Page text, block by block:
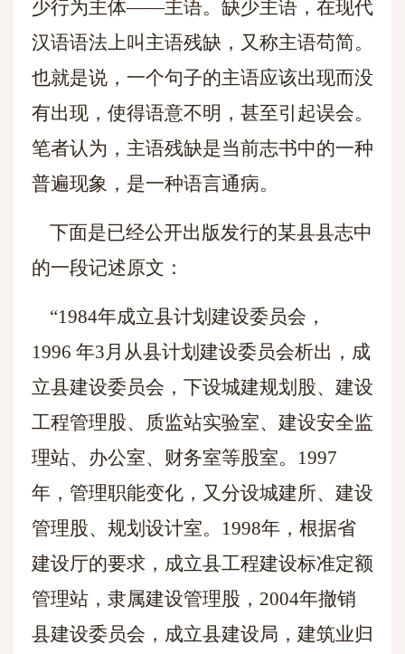
少行为主体——主语。缺少主语，在现代
汉语语法上叫主语残缺，又称主语苟简。
也就是说，一个句子的主语应该出现而没
有出现，使得语意不明，甚至引起误会。
笔者认为，主语残缺是当前志书中的一种
普遍现象，是一种语言通病。
下面是已经公开出版发行的某县县志中
的一段记述原文：
“1984年成立县计划建设委员会，
1996 年3月从县计划建设委员会析出，成
立县建设委员会，下设城建规划股、建设
工程管理股、质监站实验室、建设安全监
理站、办公室、财务室等股室。1997
年，管理职能变化，又分设城建所、建设
管理股、规划设计室。1998年，根据省
建设厅的要求，成立县工程建设标准定额
管理站，隶属建设管理股，2004年撤销
县建设委员会，成立县建设局，建筑业归